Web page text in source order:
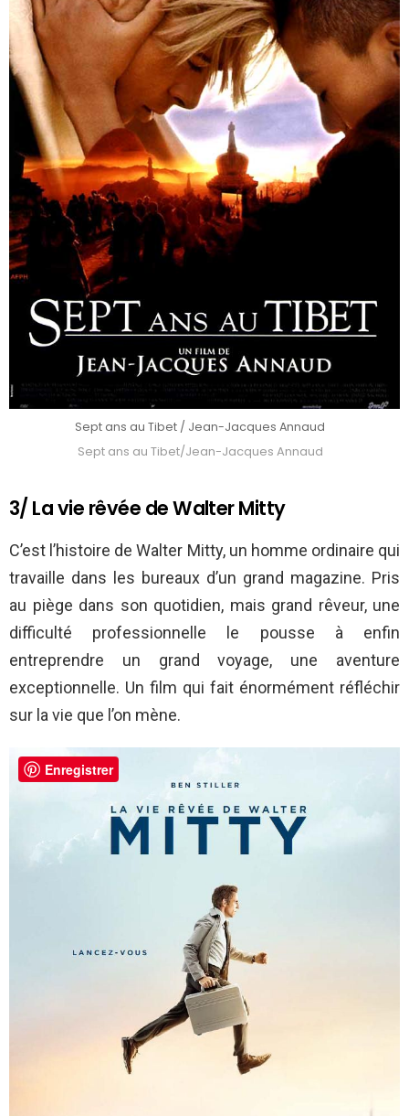
Sept ans au Tibet / Jean-Jacques Annaud
Sept ans au Tibet/Jean-Jacques Annaud
3/ La vie rêvée de Walter Mitty
C’est l’histoire de Walter Mitty, un homme ordinaire qui
travaille dans les bureaux d’un grand magazine. Pris
au piège dans son quotidien, mais grand rêveur, une
difficulté professionnelle le pousse à enfin
entreprendre un grand voyage, une aventure
exceptionnelle. Un film qui fait énormément réfléchir
sur la vie que l’on mène.
Enregistrer